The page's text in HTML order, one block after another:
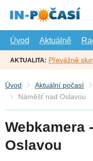
hlavní
Úvod
Aktuálně
AKTUALITA: Převážně
Úvod Aktuální počasí
Náměšť nad Oslavou
Webkamera
Oslavou